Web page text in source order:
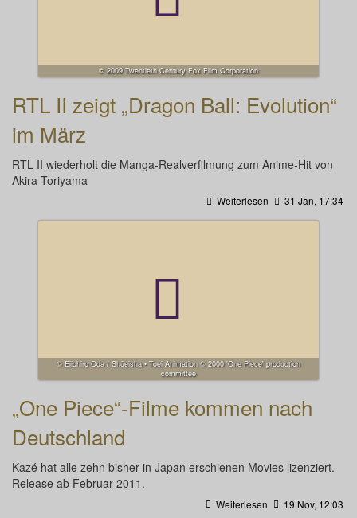
© 2009 Twentieth Century Fox Film Corporation
RTL II zeigt „Dragon Ball: Evolution“
im März
RTL II wiederholt die Manga-Realverfilmung zum Anime-Hit von
Akira Toriyama
Weiterlesen 31 Jan, 17:34
© Eiichiro Oda / Shūeisha • Toei Animation © 2000 'One Piece' production
committee
„One Piece“-Filme kommen nach
Deutschland
Kazé hat alle zehn bisher in Japan erschienen Movies lizenziert.
Release ab Februar 2011.
Weiterlesen 19 Nov, 12:03